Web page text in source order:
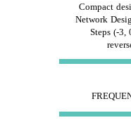
Compact
Network
Steps (-3,